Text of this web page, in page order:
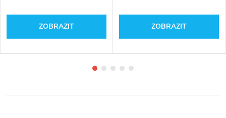
ZOBRAZIT ZOBRAZIT